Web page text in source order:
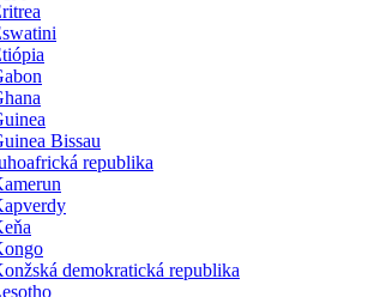
Bissau
republika
demokratická republika